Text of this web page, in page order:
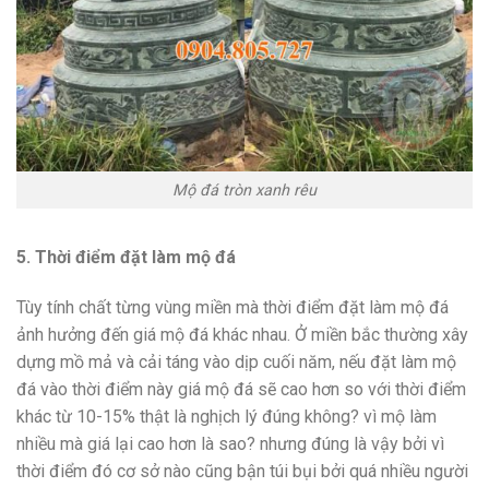
Mộ đá tròn xanh rêu
5. Thời điểm đặt làm mộ đá
Tùy tính chất từng vùng miền mà thời điểm đặt làm mộ đá
ảnh hưởng đến giá mộ đá khác nhau. Ở miền bắc thường xây
dựng mồ mả và cải táng vào dịp cuối năm, nếu đặt làm mộ
đá vào thời điểm này giá mộ đá sẽ cao hơn so với thời điểm
khác từ 10-15% thật là nghịch lý đúng không? vì mộ làm
nhiều mà giá lại cao hơn là sao? nhưng đúng là vậy bởi vì
thời điểm đó cơ sở nào cũng bận túi bụi bởi quá nhiều người